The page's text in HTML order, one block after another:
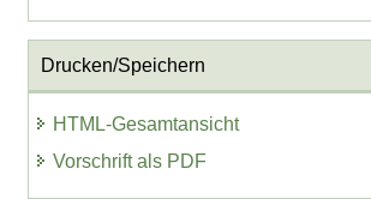
Drucken/Speichern
HTML-Gesamtansicht
Vorschrift als PDF